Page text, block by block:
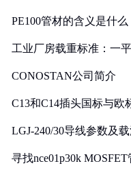
PE100管材的含义是什么
工业厂房载重标准：一
CONOSTAN公司简介
C13和C14插头国标与欧
LGJ-240/30导线参数及
寻找nce01p30k